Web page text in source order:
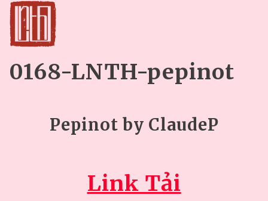
0168-LNTH-pepinot
Pepinot by ClaudeP
Link Tải